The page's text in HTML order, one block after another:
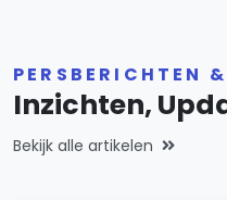
PERSBERICHTEN
Inzichten,
Bekijk alle artikelen